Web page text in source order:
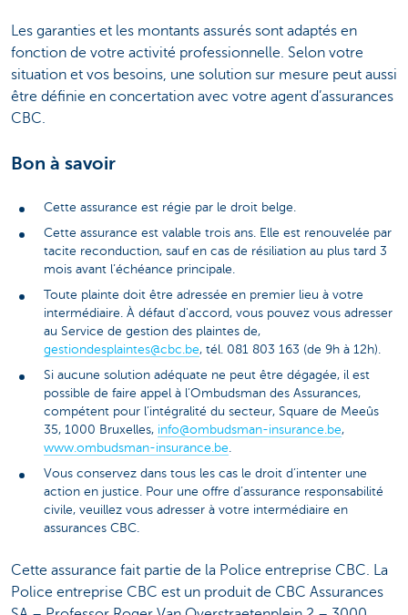
Les garanties et les montants assurés sont adaptés en
fonction de votre activité professionnelle. Selon votre
situation et vos besoins, une solution sur mesure peut aussi
être définie en concertation avec votre agent d’assurances
CBC.
Bon à savoir
Cette assurance est régie par le droit belge.
Cette assurance est valable trois ans. Elle est renouvelée par
tacite reconduction, sauf en cas de résiliation au plus tard 3
mois avant l’échéance principale.
Toute plainte doit être adressée en premier lieu à votre
intermédiaire. À défaut d'accord, vous pouvez vous adresser
au Service de gestion des plaintes de,
gestiondesplaintes@cbc.be, tél. 081 803 163 (de 9h à 12h).
Si aucune solution adéquate ne peut être dégagée, il est
possible de faire appel à l’Ombudsman des Assurances,
compétent pour l’intégralité du secteur, Square de Meeûs
35, 1000 Bruxelles, info@ombudsman-insurance.be,
www.ombudsman-insurance.be.
Vous conservez dans tous les cas le droit d’intenter une
action en justice. Pour une offre d’assurance responsabilité
civile, veuillez vous adresser à votre intermédiaire en
assurances CBC.
Cette assurance fait partie de la Police entreprise CBC. La
Police entreprise CBC est un produit de CBC Assurances